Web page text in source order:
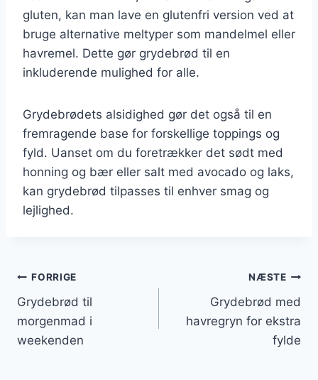
gluten, kan man lave en glutenfri version ved at
bruge alternative meltyper som mandelmel eller
havremel. Dette gør grydebrød til en
inkluderende mulighed for alle.
Grydebrødets alsidighed gør det også til en
fremragende base for forskellige toppings og
fyld. Uanset om du foretrækker det sødt med
honning og bær eller salt med avocado og laks,
kan grydebrød tilpasses til enhver smag og
lejlighed.
Indlægsnavigation
FORRIGE
Grydebrød til
morgenmad i
weekenden
NÆSTE
Grydebrød med
havregryn for ekstra
fylde